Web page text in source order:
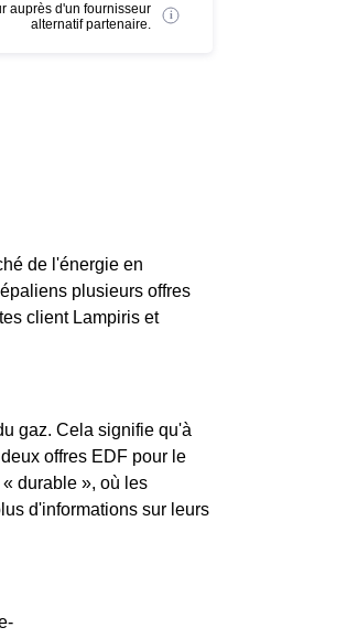
auprès d'un fournisseur
alternatif partenaire.
de l'énergie en
plusieurs offres
client Lampiris et
gaz. Cela signifie qu'à
offres EDF pour le
durable », où les
d'informations sur leurs